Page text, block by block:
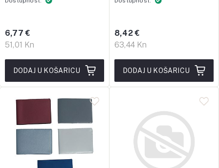
51,01 Kn
6,77 €
DODAJ U KOŠARICU
63,44 Kn
8,42 €
DODAJ U KOŠARICU